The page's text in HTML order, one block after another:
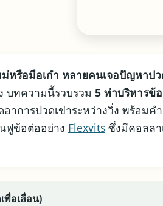
ม่หรือมือเก๋า หลายคนเจอปัญหาป
บทความนี้รวบรวม 5 ท่าบริหารข้
อาการปวดเข่าระหว่างวิ่ง พร้อม
ฟูข้อต่ออย่าง Flexvits ซึ่งมีคอลล
พื่อเลื่อน)